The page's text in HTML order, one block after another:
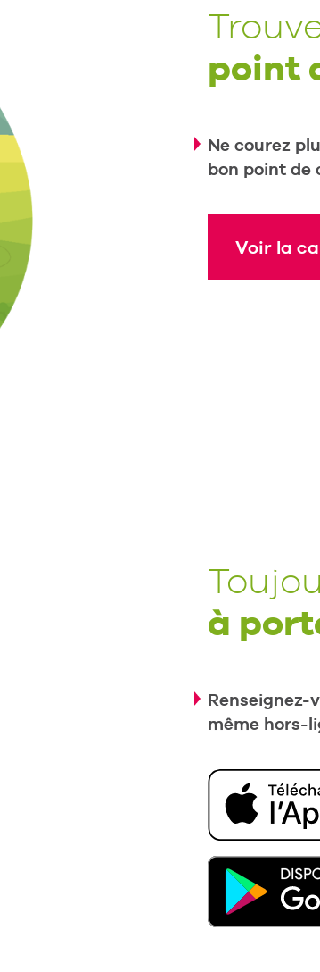
point
Ne courez
bon point de
Voir la
à
Renseignez-
même hors-